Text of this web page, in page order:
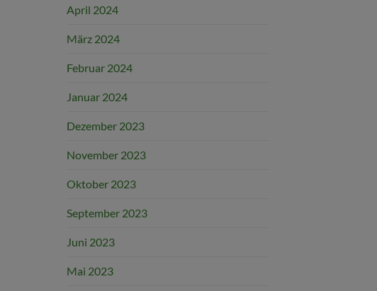
April 2024
März 2024
Februar 2024
Januar 2024
Dezember 2023
November 2023
Oktober 2023
September 2023
Juni 2023
Mai 2023